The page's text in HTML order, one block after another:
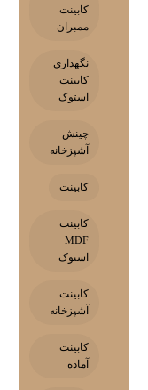
کابینت
ممبران
نگهداری
کابینت
استوک
چینش
آشپزخانه
کابینت
کابینت
MDF
استوک
کابینت
آشپزخانه
کابینت
آماده